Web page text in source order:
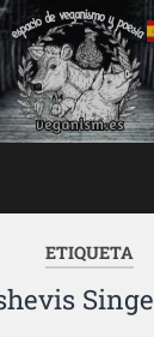
ETIQUETA